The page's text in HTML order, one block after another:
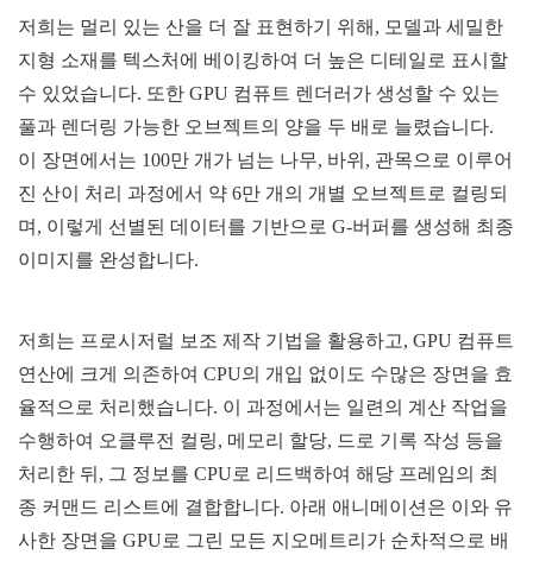
저희는 멀리 있는 산을 더 잘 표현하기 위해, 모델과 세밀한
지형 소재를 텍스처에 베이킹하여 더 높은 디테일로 표시할
수 있었습니다. 또한 GPU 컴퓨트 렌더러가 생성할 수 있는
풀과 렌더링 가능한 오브젝트의 양을 두 배로 늘렸습니다.
이 장면에서는 100만 개가 넘는 나무, 바위, 관목으로 이루어
진 산이 처리 과정에서 약 6만 개의 개별 오브젝트로 컬링되
며, 이렇게 선별된 데이터를 기반으로 G-버퍼를 생성해 최종
이미지를 완성합니다.
저희는 프로시저럴 보조 제작 기법을 활용하고, GPU 컴퓨트
연산에 크게 의존하여 CPU의 개입 없이도 수많은 장면을 효
율적으로 처리했습니다. 이 과정에서는 일련의 계산 작업을
수행하여 오클루전 컬링, 메모리 할당, 드로 기록 작성 등을
처리한 뒤, 그 정보를 CPU로 리드백하여 해당 프레임의 최
종 커맨드 리스트에 결합합니다. 아래 애니메이션은 이와 유
사한 장면을 GPU로 그린 모든 지오메트리가 순차적으로 배